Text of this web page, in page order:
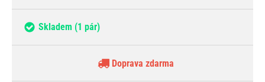
Skladem (1 pár)
Doprava zdarma